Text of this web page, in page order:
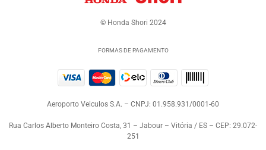
© Honda Shori 2024
FORMAS DE PAGAMENTO
Aeroporto Veiculos S.A. – CNPJ: 01.958.931/0001-60
Rua Carlos Alberto Monteiro Costa, 31 – Jabour – Vitória / ES – CEP: 29.072-
251